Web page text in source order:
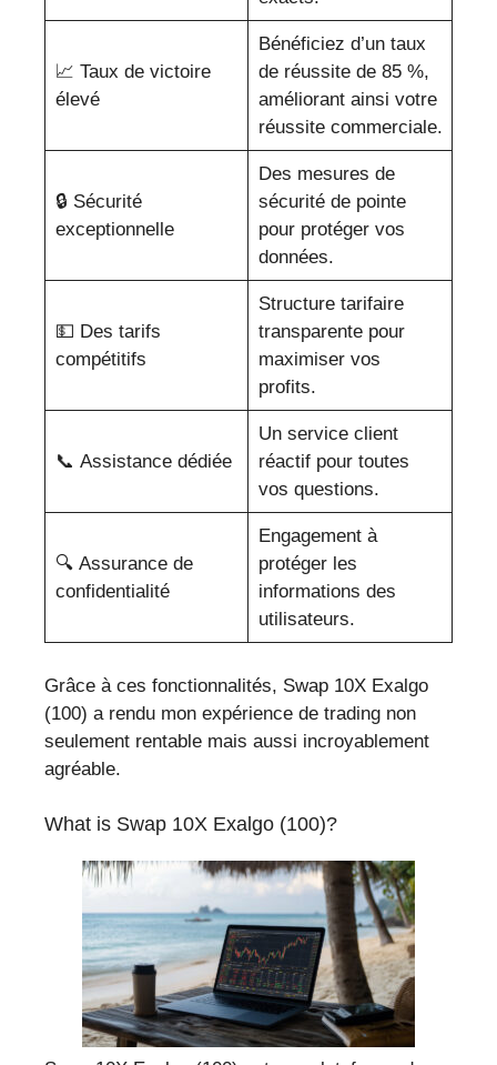
📈 Taux de victoire
élevé
Bénéficiez d’un taux
de réussite de 85 %,
améliorant ainsi votre
réussite commerciale.
🔒 Sécurité
exceptionnelle
Des mesures de
sécurité de pointe
pour protéger vos
données.
💵 Des tarifs
compétitifs
Structure tarifaire
transparente pour
maximiser vos
profits.
📞 Assistance dédiée
Un service client
réactif pour toutes
vos questions.
🔍 Assurance de
confidentialité
Engagement à
protéger les
informations des
utilisateurs.
Grâce à ces fonctionnalités, Swap 10X Exalgo
(100) a rendu mon expérience de trading non
seulement rentable mais aussi incroyablement
agréable.
What is Swap 10X Exalgo (100)?